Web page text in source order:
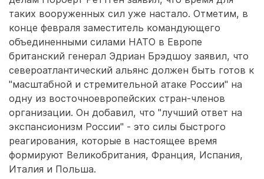
таких вооруженных сил уже настало. Отметим, в
конце февраля заместитель командующего
объединенными силами НАТО в Европе
британский генерал Эдриан Брэдшоу заявил, что
североатлантический альянс должен быть готов к
"масштабной и стремительной атаке России" на
одну из восточноевропейских стран-членов
организации. Он добавил, что "лучший ответ на
экспансионизм России" - это силы быстрого
реагирования, которые в настоящее время
формируют Великобритания, Франция, Испания,
Италия и Польша.